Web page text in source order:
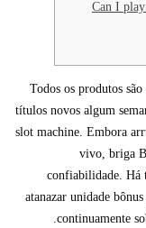
Can I
Todos os produtos
títulos novos algum
slot machine. Embora
vivo, briga
confiabilidade. Há
atanazar unidade
continuamente